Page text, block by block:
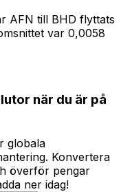
AFN till BHD flyttats
var 0,0058
när du är på
globala
Konvertera
överför pengar
ner idag!